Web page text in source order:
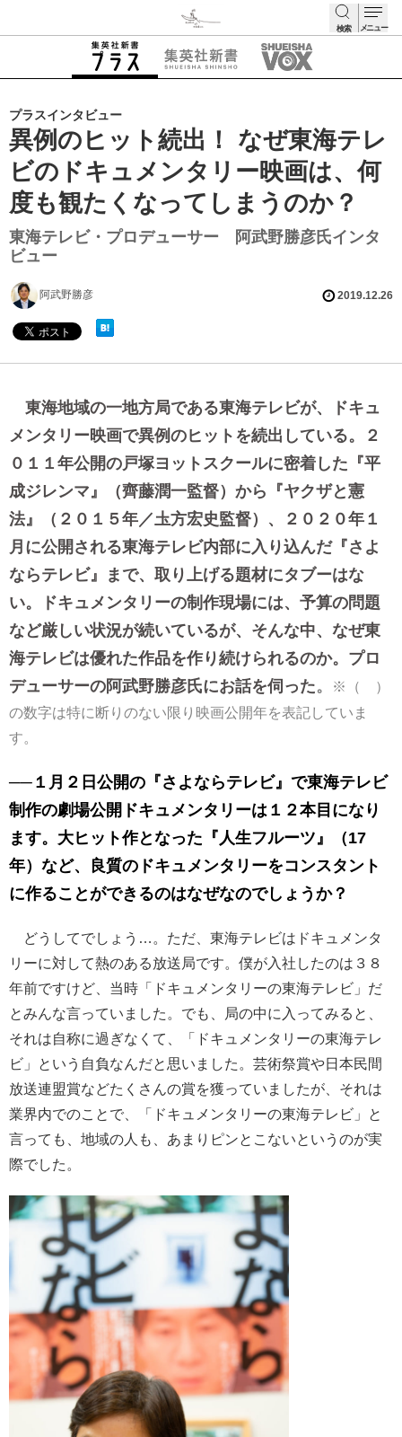
検索 メニュー
プラスインタビュー
異例のヒット続出！ なぜ東海テレ
ビのドキュメンタリー映画は、何
度も観たくなってしまうのか？
東海テレビ・プロデューサー 阿武野勝彦氏インタ
ビュー
阿武野勝彦 2019.12.26
東海地域の一地方局である東海テレビが、ドキュ
メンタリー映画で異例のヒットを続出している。２
０１１年公開の戸塚ヨットスクールに密着した『平
成ジレンマ』（齊藤潤一監督）から『ヤクザと憲
法』（２０１５年／圡方宏史監督）、２０２０年１
月に公開される東海テレビ内部に入り込んだ『さよ
ならテレビ』まで、取り上げる題材にタブーはな
い。ドキュメンタリーの制作現場には、予算の問題
など厳しい状況が続いているが、そんな中、なぜ東
海テレビは優れた作品を作り続けられるのか。プロ
デューサーの阿武野勝彦氏にお話を伺った。
※（ ）
の数字は特に断りのない限り映画公開年を表記していま
す。
──１月２日公開の『さよならテレビ』で東海テレビ
制作の劇場公開ドキュメンタリーは１２本目になり
ます。大ヒット作となった『人生フルーツ』（17
年）など、良質のドキュメンタリーをコンスタント
に作ることができるのはなぜなのでしょうか？
どうしてでしょう…。ただ、東海テレビはドキュメンタ
リーに対して熱のある放送局です。僕が入社したのは３８
年前ですけど、当時「ドキュメンタリーの東海テレビ」だ
とみんな言っていました。でも、局の中に入ってみると、
それは自称に過ぎなくて、「ドキュメンタリーの東海テレ
ビ」という自負なんだと思いました。芸術祭賞や日本民間
放送連盟賞などたくさんの賞を獲っていましたが、それは
業界内でのことで、「ドキュメンタリーの東海テレビ」と
言っても、地域の人も、あまりピンとこないというのが実
際でした。